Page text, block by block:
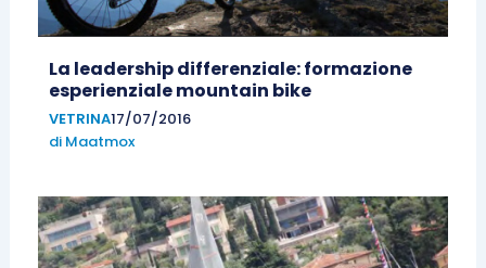
La leadership differenziale: formazione
esperienziale mountain bike
VETRINA17/07/2016
di Maatmox